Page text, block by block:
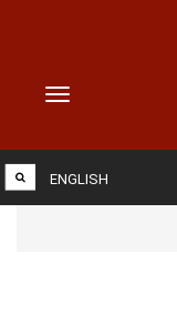
Toggle
ENGLISH